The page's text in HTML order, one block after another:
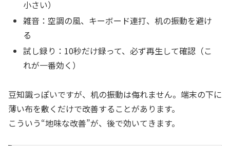
小さい）
雑音：空調の風、キーボード連打、机の振動を避け
る
試し録り：10秒だけ録って、必ず再生して確認（こ
れが一番効く）
豆知識っぽいですが、机の振動は侮れません。端末の下に
薄い布を敷くだけで改善することがあります。
こういう“地味な改善”が、後で効いてきます。